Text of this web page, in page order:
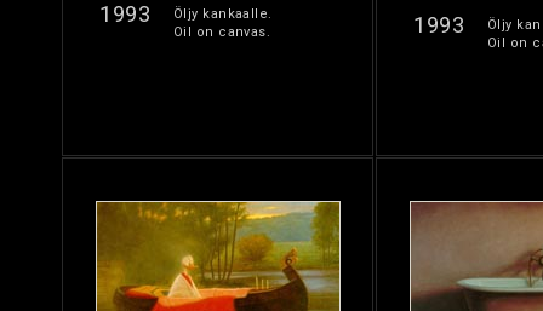
1993
Öljy kankaalle.
Oil on canvas.
1993
Öljy
Oil on